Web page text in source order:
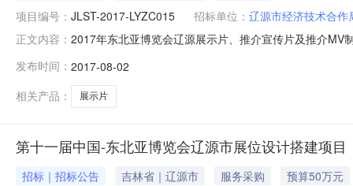
项目编号： JLST-2017-LYZC015 招标单位： 辽源市经济技术合作
正文内容： 2017年东北亚博览会辽源展示片、推介宣传片及推介
谈判开标时间2017-8-210:00评审专家名单张恩元、潘永
发布时间： 2017-08-02
相关产品：
展示片
第十一届中国-东北亚博览会辽源市展位设计搭建项目
招标｜招标公告 吉林省｜辽源市 服务采购
预算50万元